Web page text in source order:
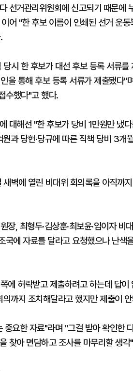
선거관리위원회에 신고되기 때문에
어 "한 후보 이름이 인쇄된 선거 운
시 한 후보가 대선 후보 등록 서류를
통해 후보 등록 서류가 제출됐다"
수했다"고 했다.
대해선 "한 후보가 당비 1만원만 냈
과 당헌·당규에 따른 직책 당비 3
벽에 열린 비대위 회의록을 아직까
, 최형두·김상훈·최보윤·임이자 비
에 자료를 달라고 요청했으나 난색
에 허락받고 제출하려고 하는데 답
까지 조치해달라고 했지만 제출이
요한 자료"라며 "그걸 받아 확인한
찾아 면담하고 조사를 마무리할 생